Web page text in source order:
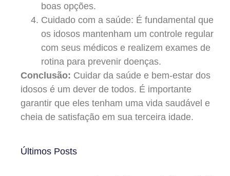
boas opções.
Cuidado com a saúde: É fundamental que
os idosos mantenham um controle regular
com seus médicos e realizem exames de
rotina para prevenir doenças.
Conclusão: Cuidar da saúde e bem-estar dos
idosos é um dever de todos. É importante
garantir que eles tenham uma vida saudável e
cheia de satisfação em sua terceira idade.
Últimos Posts